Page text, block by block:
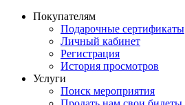
Покупателям
Подарочные сертификаты
Личный кабинет
Регистрация
История просмотров
Услуги
Поиск мероприятия